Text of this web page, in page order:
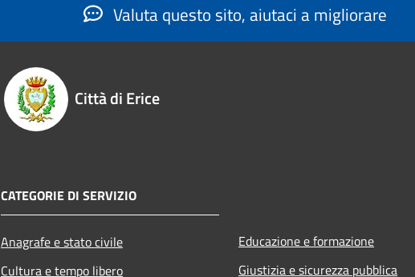
Valuta questo sito, aiutaci a migliorare
Città di Erice
CATEGORIE DI SERVIZIO
Anagrafe e stato civile
Cultura e tempo libero
Educazione e formazione
Giustizia e sicurezza pubblica